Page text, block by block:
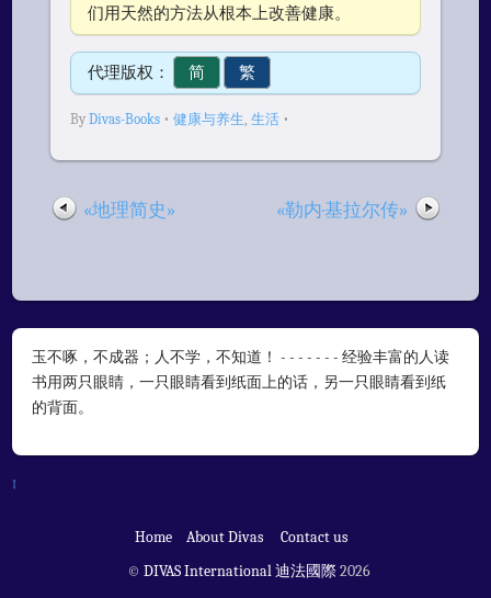
们用天然的方法从根本上改善健康。
代理版权： 简 繁
ByDivas-Books • 健康与养生,生活 •
«地理简史» «勒内·基拉尔传»
玉不啄，不成器；人不学，不知道！ - - - - - - - 经验丰富的人读
书用两只眼睛，一只眼睛看到纸面上的话，另一只眼睛看到纸
的背面。
↑
Home About Divas Contact us
© DIVAS International 迪法國際 2026